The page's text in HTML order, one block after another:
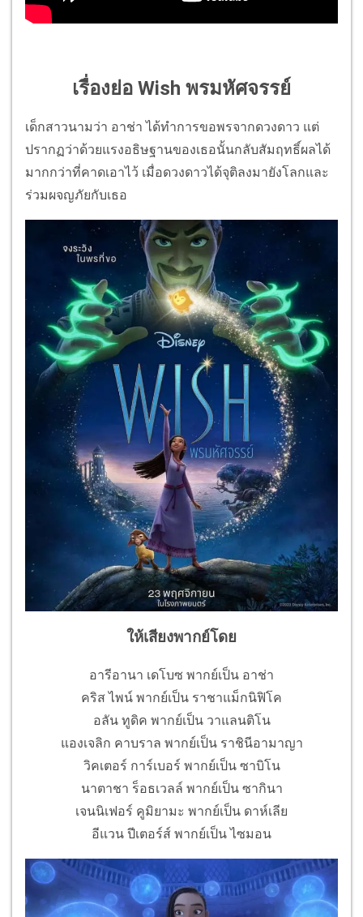
เรื่องย่อ Wish พรมหัศจรรย์
เด็กสาวนามว่า อาช่า ได้ทำการขอพรจากดวงดาว แต่
ปรากฏว่าด้วยแรงอธิษฐานของเธอนั้นกลับสัมฤทธิ์ผลได้
มากกว่าที่คาดเอาไว้ เมื่อดวงดาวได้จุติลงมายังโลกและ
ร่วมผจญภัยกับเธอ
ให้เสียงพากย์โดย
อารีอานา เดโบซ พากย์เป็น อาช่า
คริส ไพน์ พากย์เป็น ราชาแม็กนิฟิโค
อลัน ทูดิค พากย์เป็น วาแลนติโน
แองเจลิก คาบราล พากย์เป็น ราชินีอามาญา
วิคเตอร์ การ์เบอร์ พากย์เป็น ซาบิโน
นาตาชา ร็อธเวลล์ พากย์เป็น ซากินา
เจนนิเฟอร์ คูมิยามะ พากย์เป็น ดาห์เลีย
อีแวน ปีเตอร์ส์ พากย์เป็น ไซมอน